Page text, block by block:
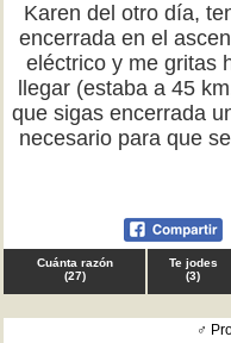
Karen del otro día,
encerrada en el
eléctrico y me gritas
llegar (estaba a 45
que sigas encerrada
necesario para que
Cuánta razón
(27)
Te jodes
(3)
♂